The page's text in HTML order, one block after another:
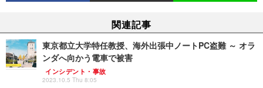
関連記事
東京都立大学特任教授、海外出張中ノートPC盗難 ～ オラ
ンダへ向かう電車で被害
インシデント・事故
2023.10.5 Thu 8:05